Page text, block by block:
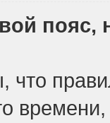
пояс,
что